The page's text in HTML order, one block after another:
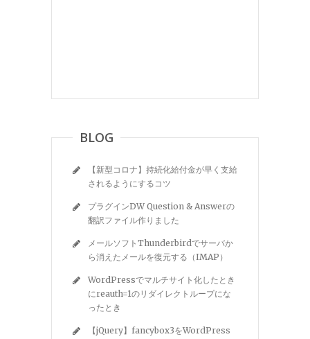
BLOG
【新型コロナ】持続化給付金が早く支給
されるようにするコツ
プラグインDW Question & Answerの
翻訳ファイル作りました
メールソフトThunderbirdでサーバか
ら消えたメールを復元する（IMAP）
WordPressでマルチサイト化したとき
にreauth=1のリダイレクトループにな
ったとき
【jQuery】fancybox3をWordPress